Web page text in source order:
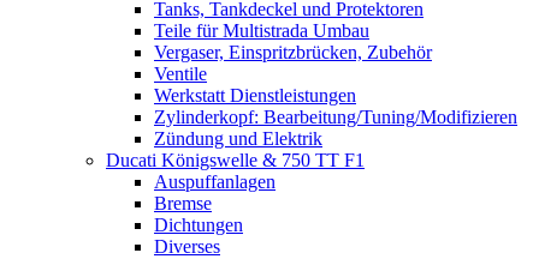
Tanks, Tankdeckel und Protektoren
Teile für Multistrada Umbau
Vergaser, Einspritzbrücken, Zubehör
Ventile
Werkstatt Dienstleistungen
Zylinderkopf: Bearbeitung/Tuning/Modifizieren
Zündung und Elektrik
Ducati Königswelle & 750 TT F1
Auspuffanlagen
Bremse
Dichtungen
Diverses